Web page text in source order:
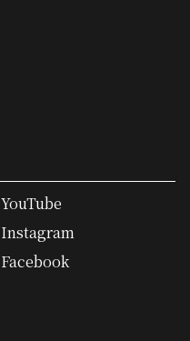
YouTube
Instagram
Facebook